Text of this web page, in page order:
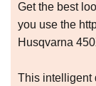
Get the best
you use the
Husqvarna
This intelligent